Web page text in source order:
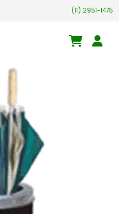
(11) 2951-1475